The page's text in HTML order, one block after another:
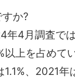
か?
年4月調査で
上を占めてい
、2021